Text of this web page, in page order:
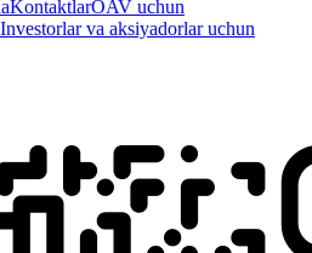
KontaktlarOAV uchun
Investorlar va aksiyadorlar uchun